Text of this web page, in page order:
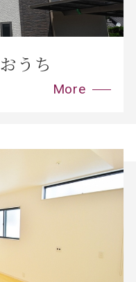
うち